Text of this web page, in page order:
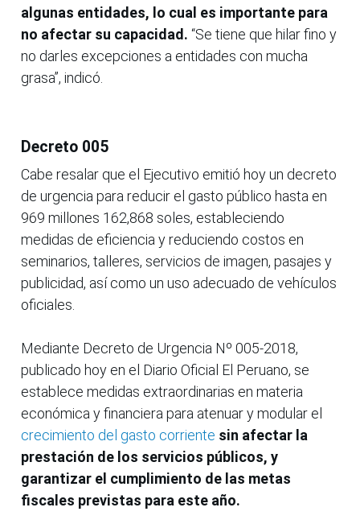
algunas entidades, lo cual es importante para
no afectar su capacidad. “Se tiene que hilar fino y
no darles excepciones a entidades con mucha
grasa”, indicó.
Decreto 005
Cabe resalar que el Ejecutivo emitió hoy un decreto
de urgencia para reducir el gasto público hasta en
969 millones 162,868 soles, estableciendo
medidas de eficiencia y reduciendo costos en
seminarios, talleres, servicios de imagen, pasajes y
publicidad, así como un uso adecuado de vehículos
oficiales.
Mediante Decreto de Urgencia Nº 005-2018,
publicado hoy en el Diario Oficial El Peruano, se
establece medidas extraordinarias en materia
económica y financiera para atenuar y modular el
crecimiento del gasto corriente sin afectar la
prestación de los servicios públicos, y
garantizar el cumplimiento de las metas
fiscales previstas para este año.